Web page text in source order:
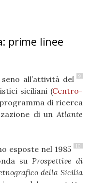
prime linee
9
all’attività del
siciliani (Centro-
di ricerca
di unAtlante
10
esposte nel 1985
suProspettive di
della Sicilia